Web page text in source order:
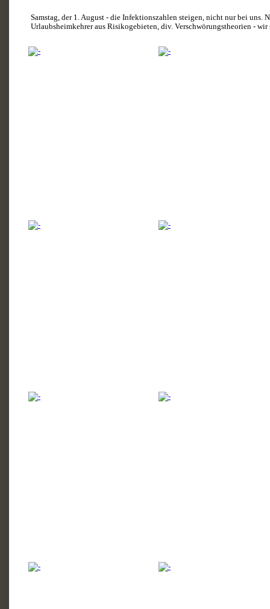
Samstag, der 1. August - die Infektionszahlen steigen, nicht nur bei uns.
Urlaubsheimkehrer aus Risikogebieten, div. Verschwörungstheorien -